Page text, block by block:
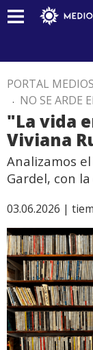
PORTAL
. NO SE ARDE
"La vida
Viviana
Analizamos
Gardel, con
03.06.2026 |